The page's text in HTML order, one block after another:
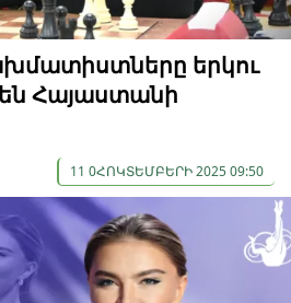
երկու
Հայաստանի
11 0ՀՈԿՏԵՄԲԵՐԻ 2025 09:50